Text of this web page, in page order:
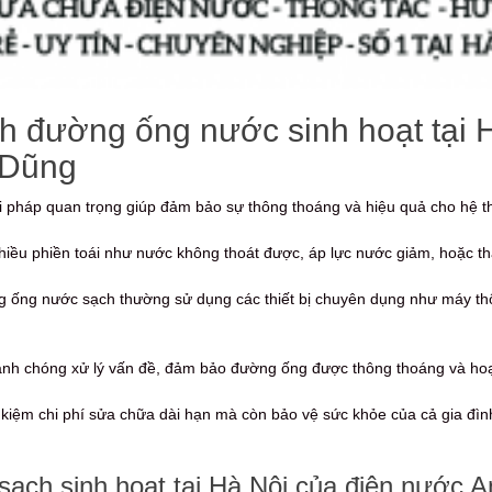
đường ống nước sinh hoạt tại
quan trọng giúp đảm bảo sự thông thoáng và hiệu quả cho hệ
phiền toái như nước không thoát được, áp lực nước giảm, hoặc
nước sạch thường sử dụng các thiết bị chuyên dụng như máy
chóng xử lý vấn đề, đảm bảo đường ống được thông thoáng và
chi phí sửa chữa dài hạn mà còn bảo vệ sức khỏe của cả gia
sinh hoạt tại Hà Nội của điện nước